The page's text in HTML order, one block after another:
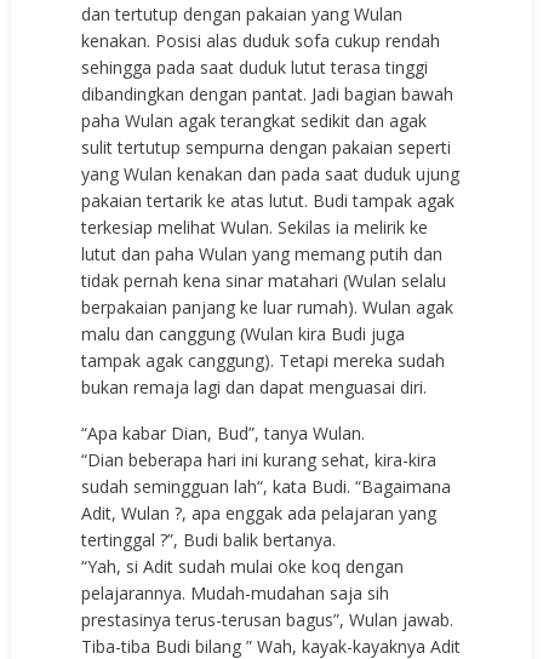
dan tertutup dengan pakaian yang Wulan
kenakan. Posisi alas duduk sofa cukup rendah
sehingga pada saat duduk lutut terasa tinggi
dibandingkan dengan pantat. Jadi bagian bawah
paha Wulan agak terangkat sedikit dan agak
sulit tertutup sempurna dengan pakaian seperti
yang Wulan kenakan dan pada saat duduk ujung
pakaian tertarik ke atas lutut. Budi tampak agak
terkesiap melihat Wulan. Sekilas ia melirik ke
lutut dan paha Wulan yang memang putih dan
tidak pernah kena sinar matahari (Wulan selalu
berpakaian panjang ke luar rumah). Wulan agak
malu dan canggung (Wulan kira Budi juga
tampak agak canggung). Tetapi mereka sudah
bukan remaja lagi dan dapat menguasai diri.
“Apa kabar Dian, Bud”, tanya Wulan.
“Dian beberapa hari ini kurang sehat, kira-kira
sudah semingguan lah“, kata Budi. “Bagaimana
Adit, Wulan ?, apa enggak ada pelajaran yang
tertinggal ?”, Budi balik bertanya.
“Yah, si Adit sudah mulai oke koq dengan
pelajarannya. Mudah-mudahan saja sih
prestasinya terus-terusan bagus”, Wulan jawab.
Tiba-tiba Budi bilang ” Wah, kayak-kayaknya Adit